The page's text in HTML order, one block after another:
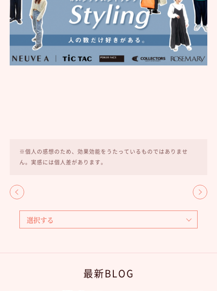
※個人の感想のため、効果効能をうたっているものではありませ
ん。実感には個人差があります。
最新BLOG